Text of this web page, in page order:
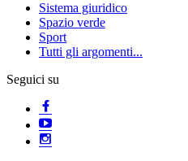
Sistema giuridico
Spazio verde
Sport
Tutti gli argomenti...
Seguici su